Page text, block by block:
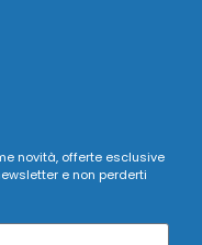
novità, offerte esclusive
e non perderti